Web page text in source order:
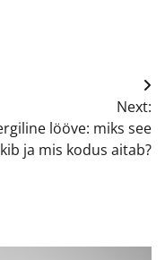
Next:
lööve: miks see
ja mis kodus aitab?